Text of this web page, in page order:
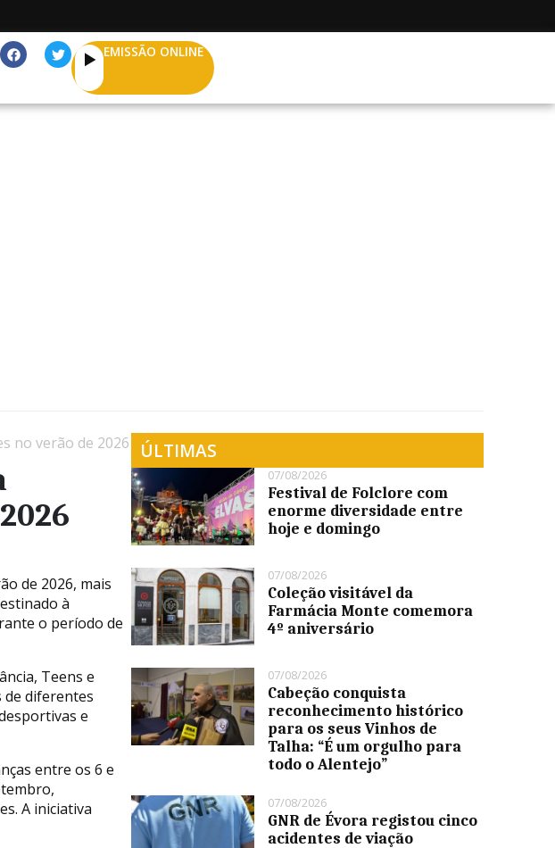
EMISSÃO ONLINE
no verão de 2026
de 2026, mais
à
o período de
Teens e
de diferentes
e
entre os 6 e
A iniciativa
ÚLTIMAS
07/08/2026
Festival de Folclore com
enorme diversidade entre
hoje e domingo
07/08/2026
Coleção visitável da
Farmácia Monte comemora
4º aniversário
07/08/2026
Cabeção conquista
reconhecimento histórico
para os seus Vinhos de
Talha: “É um orgulho para
todo o Alentejo”
07/08/2026
GNR de Évora registou cinco
acidentes de viação